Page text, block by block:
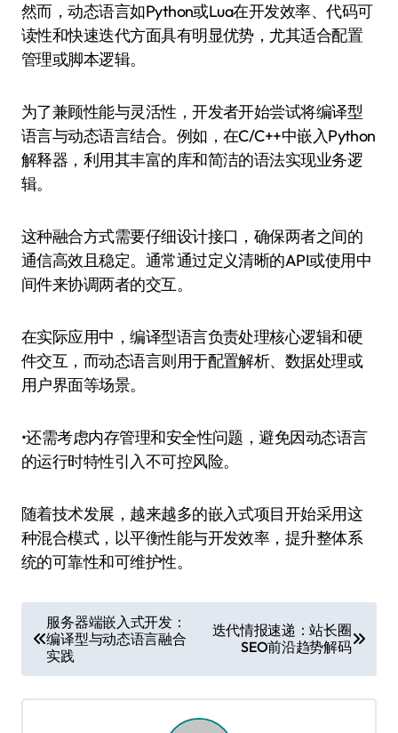
然而，动态语言如Python或Lua在开发效率、代码可
读性和快速迭代方面具有明显优势，尤其适合配置
管理或脚本逻辑。
为了兼顾性能与灵活性，开发者开始尝试将编译型
语言与动态语言结合。例如，在C/C++中嵌入Python
解释器，利用其丰富的库和简洁的语法实现业务逻
辑。
这种融合方式需要仔细设计接口，确保两者之间的
通信高效且稳定。通常通过定义清晰的API或使用中
间件来协调两者的交互。
在实际应用中，编译型语言负责处理核心逻辑和硬
件交互，而动态语言则用于配置解析、数据处理或
用户界面等场景。
•还需考虑内存管理和安全性问题，避免因动态语言
的运行时特性引入不可控风险。
随着技术发展，越来越多的嵌入式项目开始采用这
种混合模式，以平衡性能与开发效率，提升整体系
统的可靠性和可维护性。
章
导
航
服务器端嵌入式开发：
编译型与动态语言融合
实践
迭代情报速递：站长圈
SEO前沿趋势解码